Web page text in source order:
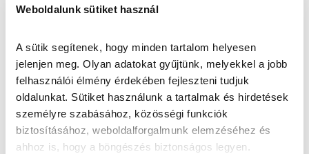
Weboldalunk sütiket használ
A sütik segítenek, hogy minden tartalom helyesen
jelenjen meg. Olyan adatokat gyűjtünk, melyekkel a jobb
felhasználói élmény érdekében fejleszteni tudjuk
oldalunkat. Sütiket használunk a tartalmak és hirdetések
személyre szabásához, közösségi funkciók
biztosításához, weboldalforgalmunk elemzéséhez és
ahhoz is, hogy a böngészés biztonságos legyen.
A jövő autóipara: mesterséges intelligencia